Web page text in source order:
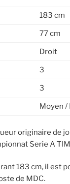
183 cm
77 cm
Droit
3
3
Moyen /
originaire de
Serie A
183 cm, il est
de MDC.